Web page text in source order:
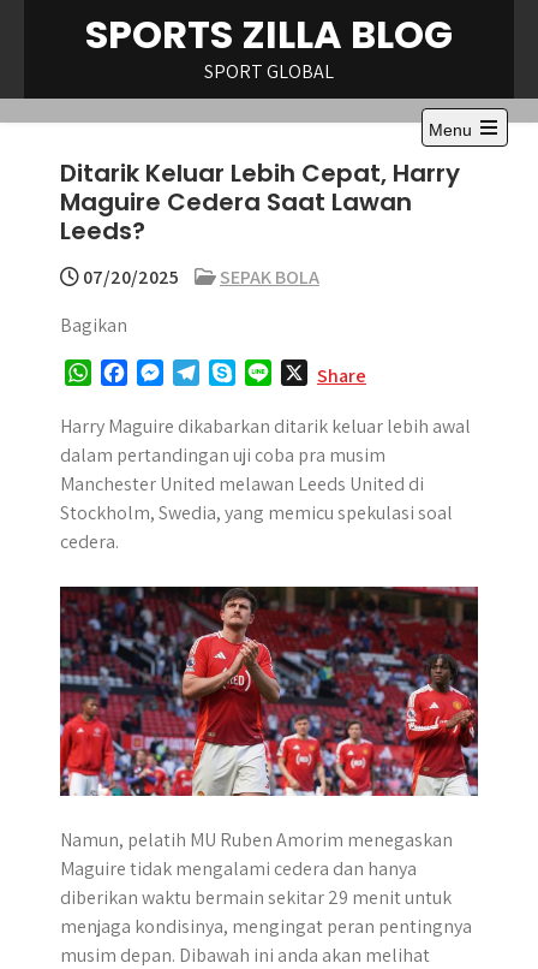
SPORTS ZILLA BLOG
SPORT GLOBAL
Menu
Open
Ditarik Keluar Lebih Cepat, Harry
Maguire Cedera Saat Lawan
Leeds?
07/20/2025
SEPAK BOLA
Bagikan
W
a
t
s
A
c
e
b
o
s
s
e
n
r
l
e
g
r
y
p
e
n
e
Share
Harry Maguire dikabarkan ditarik keluar lebih awal
dalam pertandingan uji coba pra musim
Manchester United melawan Leeds United di
Stockholm, Swedia, yang memicu spekulasi soal
cedera.
Namun, pelatih MU Ruben Amorim menegaskan
Maguire tidak mengalami cedera dan hanya
diberikan waktu bermain sekitar 29 menit untuk
menjaga kondisinya, mengingat peran pentingnya
musim depan. Dibawah ini anda akan melihat